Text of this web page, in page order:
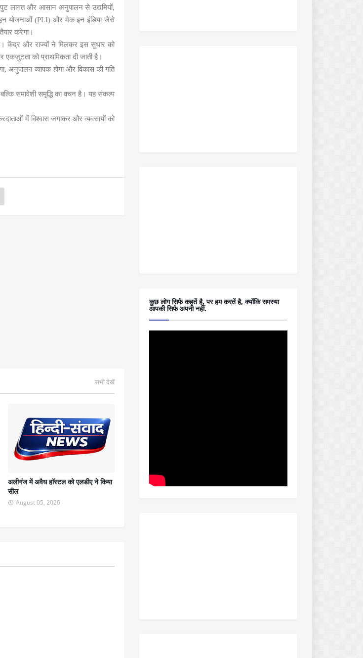
लागत और आसान अनुपालन से उद्यमियों,
योजनाओं(PLI) और मेक इन इंडिया जैसे
तैयार करेगा।
केंद्र और राज्यों ने मिलकर इस सुधार को
एकजुटता को प्राथमिकता दी जाती है।
,अनुपालन व्यापक होगा और विकास की गति
बल्कि समावेशी समृद्धि का वचन है। यह संकल्प
में विश्वास जगाकर और व्यवसायों को
सभी देखें
अलीगंज में अवैध हाॅस्टल को एलडीए ने किया
सील
August 05, 2026
कुछ लोग सिर्फ कहतें है, पर हम करतें है, क्योंकि समस्या
आपकी सिर्फ अपनी नहीं.